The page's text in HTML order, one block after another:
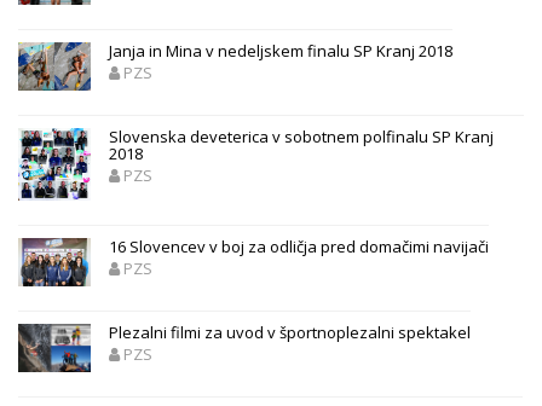
Janja in Mina v nedeljskem finalu SP Kranj 2018
PZS
Slovenska deveterica v sobotnem polfinalu SP Kranj
2018
PZS
16 Slovencev v boj za odličja pred domačimi navijači
PZS
Plezalni filmi za uvod v športnoplezalni spektakel
PZS